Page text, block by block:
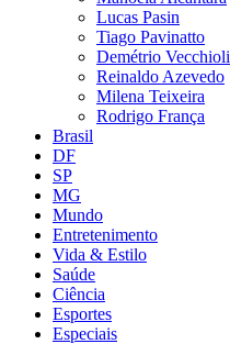
Lucas Pasin
Tiago Pavinatto
Demétrio Vecchioli
Reinaldo Azevedo
Milena Teixeira
Rodrigo França
Brasil
DF
SP
MG
Mundo
Entretenimento
Vida & Estilo
Saúde
Ciência
Esportes
Especiais